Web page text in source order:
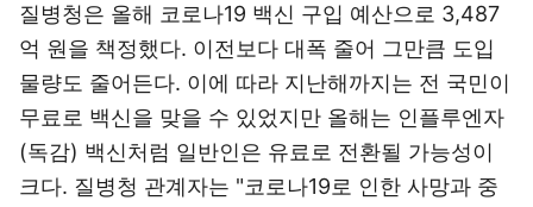
질병청은 올해 코로나19 백신 구입 예산으로 3,487
억 원을 책정했다. 이전보다 대폭 줄어 그만큼 도입
물량도 줄어든다. 이에 따라 지난해까지는 전 국민이
무료로 백신을 맞을 수 있었지만 올해는 인플루엔자
(독감) 백신처럼 일반인은 유료로 전환될 가능성이
크다. 질병청 관계자는 "코로나19로 인한 사망과 중